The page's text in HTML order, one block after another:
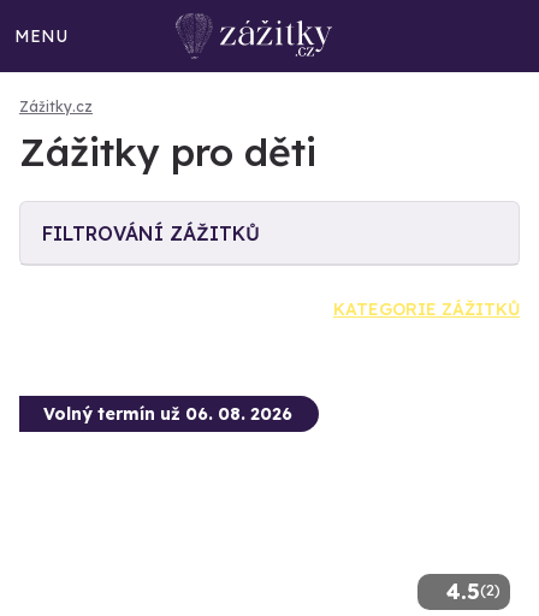
MENU
Zážitky.cz
Zážitky pro děti
FILTROVÁNÍ ZÁŽITKŮ
KATEGORIE ZÁŽITKŮ
4.5(2)
Volný termín už 06. 08. 2026